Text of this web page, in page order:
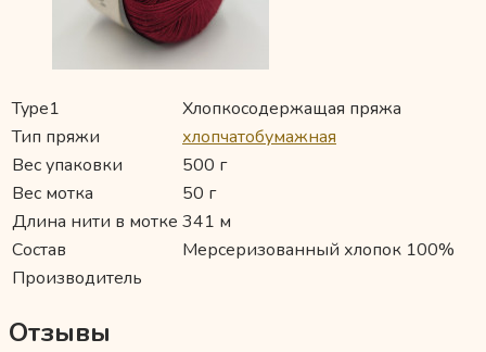
Type1
Хлопкосодержащая пряжа
Тип пряжи
хлопчатобумажная
Вес упаковки
500 г
Вес мотка
50 г
Длина нити в мотке 341 м
Состав
Мерсеризованный хлопок 100%
Производитель
Отзывы